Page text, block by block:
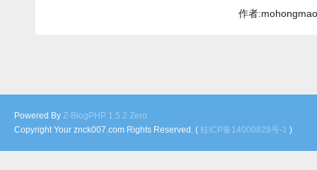
作者
Powered By Z-BlogPHP 1.5.2 Zero
Copyright Your znck007.com Rights Reserved. ( 桂ICP备14000828号-1 )